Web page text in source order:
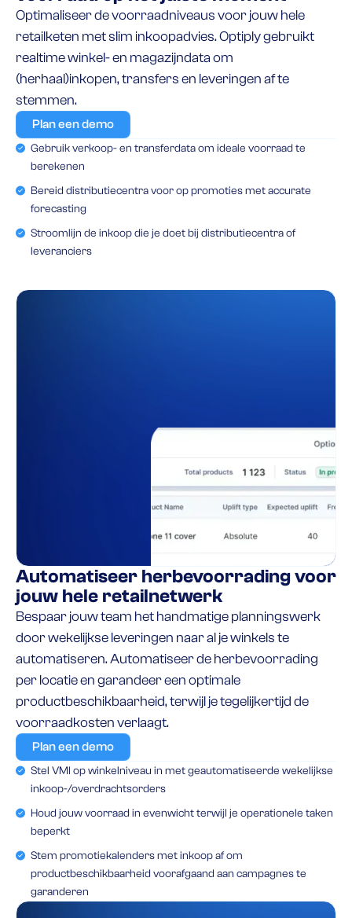
Optimaliseer de voorraadniveaus voor jouw hele
retailketen met slim inkoopadvies. Optiply gebruikt
realtime winkel- en magazijndata om
(herhaal)inkopen, transfers en leveringen af ​​te
stemmen.
Plan een demo
Gebruik verkoop- en transferdata om ideale voorraad te
berekenen
Bereid distributiecentra voor op promoties met accurate
forecasting
Stroomlijn de inkoop die je doet bij distributiecentra of
leveranciers
Automatiseer herbevoorrading voor
jouw hele retailnetwerk
Bespaar jouw team het handmatige planningswerk
door wekelijkse leveringen naar al je winkels te
automatiseren. Automatiseer de herbevoorrading
per locatie en garandeer een optimale
productbeschikbaarheid, terwijl je tegelijkertijd de
voorraadkosten verlaagt.
Plan een demo
Stel VMI op winkelniveau in met geautomatiseerde wekelijkse
inkoop-/overdrachtsorders
Houd jouw voorraad in evenwicht terwijl je operationele taken
beperkt
Stem promotiekalenders met inkoop af om
productbeschikbaarheid voorafgaand aan campagnes te
garanderen